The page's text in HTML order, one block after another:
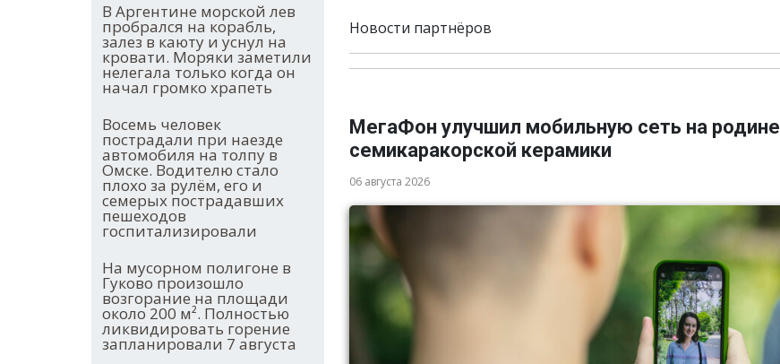
В Аргентине морской лев
пробрался на корабль,
залез в каюту и уснул на
кровати. Моряки заметили
нелегала только когда он
начал громко храпеть
Восемь человек
пострадали при наезде
автомобиля на толпу в
Омске. Водителю стало
плохо за рулём, его и
семерых пострадавших
пешеходов
госпитализировали
На мусорном полигоне в
Гуково произошло
возгорание на площади
около 200 м². Полностью
ликвидировать горение
запланировали 7 августа
Новости партнёров
МегаФон улучшил мобильную сеть на родине
семикаракорской керамики
06 августа 2026